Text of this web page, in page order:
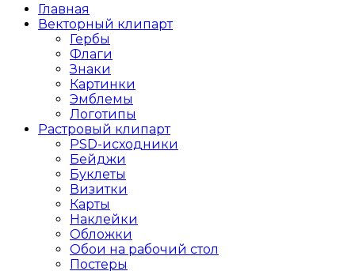
Главная
Векторный клипарт
Гербы
Флаги
Знаки
Картинки
Эмблемы
Логотипы
Растровый клипарт
PSD-исходники
Бейджи
Буклеты
Визитки
Карты
Наклейки
Обложки
Обои на рабочий стол
Постеры